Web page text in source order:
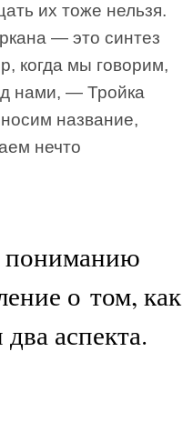
их тоже нельзя.
— это синтез
когда мы говорим,
нами, — Тройка
название,
нечто
о том, как
аспекта.